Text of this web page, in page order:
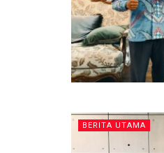
BERITA UTAMA